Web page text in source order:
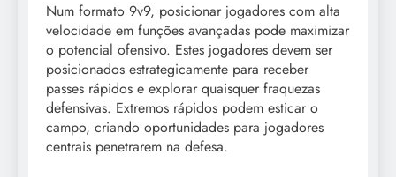
Num formato 9v9, posicionar jogadores com alta
velocidade em funções avançadas pode maximizar
o potencial ofensivo. Estes jogadores devem ser
posicionados estrategicamente para receber
passes rápidos e explorar quaisquer fraquezas
defensivas. Extremos rápidos podem esticar o
campo, criando oportunidades para jogadores
centrais penetrarem na defesa.